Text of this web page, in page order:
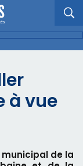
à vue
de la